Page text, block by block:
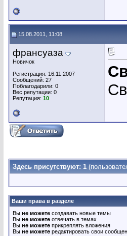
15.08.2011, 11:08
франсуаза
Новичок
Регистрация: 16.11.2007
Сообщений: 27
Поблагодарили: 0
Вес репутации: 0
Репутация: 10
Здесь присутствуют: 1
Ваши права в разделе
Вы не можете создавать новые темы
Вы не можете отвечать в темах
Вы не можете прикреплять вложения
Вы не можете редактировать свои